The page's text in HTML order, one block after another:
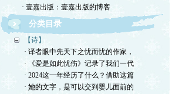
· 壹嘉出版：壹嘉出版的博客
分类目录
【诗】
· 译者眼中先天下之忧而忧的作家，
· 《爱是如此忧伤》记录了我们一代
· 2024这一年经历了什么？借助这篇
· 她的文字，是可以交到婴儿面前的